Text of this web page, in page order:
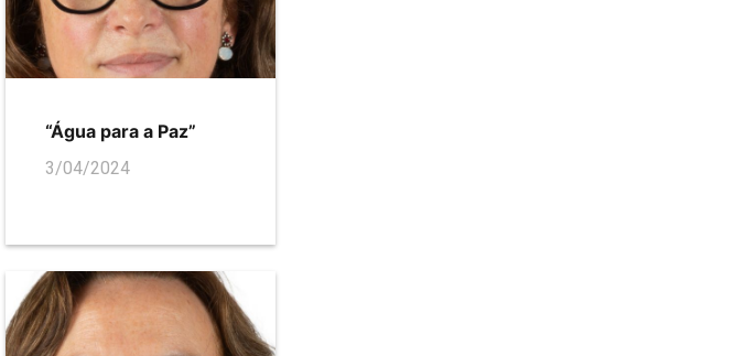
“Água para a Paz”
3/04/2024